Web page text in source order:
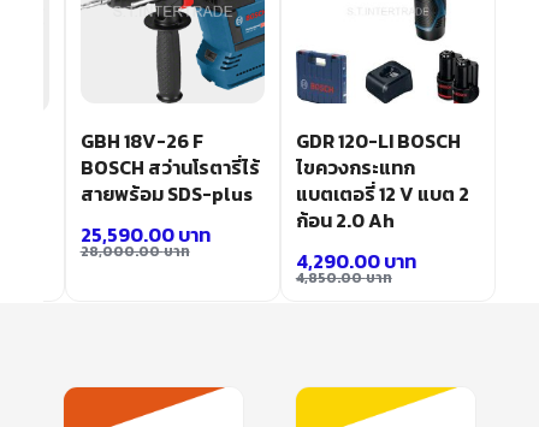
GBH 18V-26 F
BOSCH สว่านโรตารี่ไร้
สายพร้อม SDS-plus
28,000.00บาท
25,590.00บาท
GDR 120-LI BOSCH
ไขควงกระแทก
แบตเตอรี่ 12 V แบต 2
ก้อน 2.0 Ah
4,850.00บาท
4,290.00บาท